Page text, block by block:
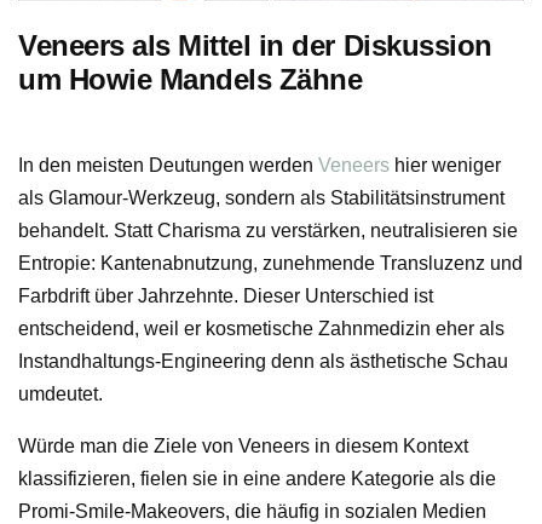
Veneers als Mittel in der Diskussion
um Howie Mandels Zähne
In den meisten Deutungen werden Veneers hier weniger
als Glamour-Werkzeug, sondern als Stabilitätsinstrument
behandelt. Statt Charisma zu verstärken, neutralisieren sie
Entropie: Kantenabnutzung, zunehmende Transluzenz und
Farbdrift über Jahrzehnte. Dieser Unterschied ist
entscheidend, weil er kosmetische Zahnmedizin eher als
Instandhaltungs-Engineering denn als ästhetische Schau
umdeutet.
Würde man die Ziele von Veneers in diesem Kontext
klassifizieren, fielen sie in eine andere Kategorie als die
Promi-Smile-Makeovers, die häufig in sozialen Medien